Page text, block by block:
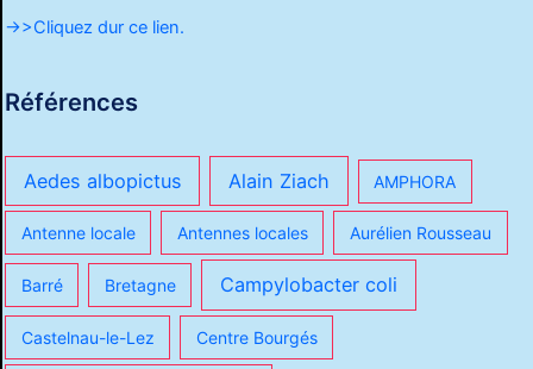
->>Cliquez dur ce lien.
Références
Aedes albopictus Alain Ziach AMPHORA
Antenne locale Antennes locales Aurélien Rousseau
Barré Bretagne Campylobacter coli
Castelnau-le-Lez Centre Bourgés